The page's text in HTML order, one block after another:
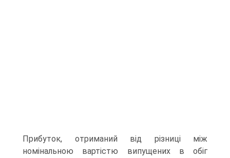
Прибуток, отриманий від різниці між
номінальною вартістю випущених в обіг